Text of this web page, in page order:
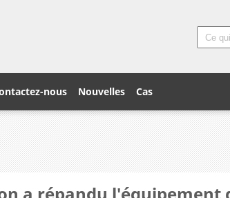
nous Nouvelles Cas